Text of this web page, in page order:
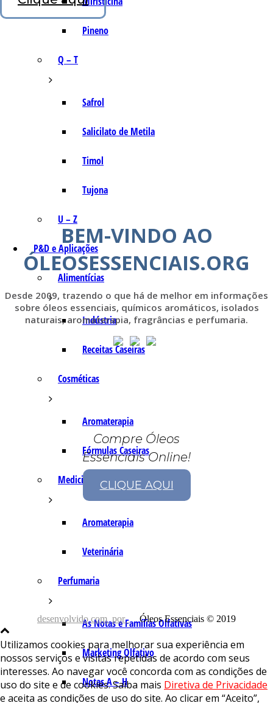
Pineno
Q – T
Safrol
Salicilato de Metila
Timol
Tujona
U – Z
P&D e Aplicações
Alimentícias
Indústria
Receitas Caseiras
Cosméticas
Aromaterapia
Fórmulas Caseiras
Medicinais
Aromaterapia
Veterinária
Perfumaria
As Notas e Famílias Olfativas
Marketing Olfativo
Notas A – H
BEM-VINDO AO
ÓLEOSESSENCIAIS.ORG
Desde 2009, trazendo o que há de melhor em informações
sobre óleos essenciais, químicos aromáticos, isolados
naturais, aromaterapia, fragrâncias e perfumaria.
Compre Óleos
Essenciais Online!
CLIQUE AQUI
desenvolvido com por Óleos Essenciais © 2019
Utilizamos cookies para melhorar sua experiência em
nossos serviços e visitas repetidas de acordo com seus
interesses. Ao navegar você concorda com as condições de
uso do site e de cookies. Saiba mais Diretiva de Privacidade
e aceita as condições de uso do site. Ao clicar em “Aceito”,